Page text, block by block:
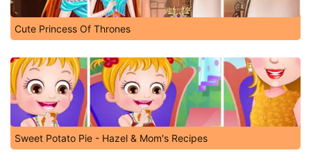
Cute Princess Of Thrones
Sweet Potato Pie - Hazel & Mom's Recipes